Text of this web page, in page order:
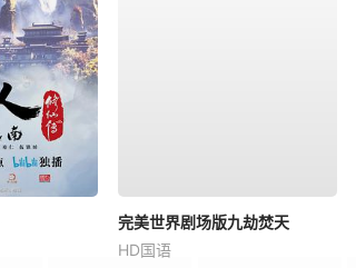
完美世界剧场版九劫焚天
HD国语